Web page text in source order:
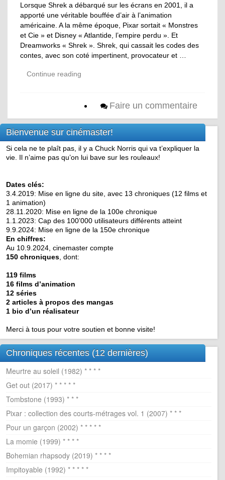
Lorsque Shrek a débarqué sur les écrans en 2001, il a
apporté une véritable bouffée d’air à l’animation
américaine. A la même époque, Pixar sortait « Monstres
et Cie » et Disney « Atlantide, l’empire perdu ». Et
Dreamworks « Shrek ». Shrek, qui cassait les codes des
contes, avec son coté impertinent, provocateur et …
Continue reading
Faire un commentaire
Bienvenue sur cinémaster!
Si cela ne te plaît pas, il y a Chuck Norris qui va t’expliquer la
vie. Il n’aime pas qu’on lui bave sur les rouleaux!
Dates clés:
3.4.2019: Mise en ligne du site, avec 13 chroniques (12 films et
1 animation)
28.11.2020: Mise en ligne de la 100e chronique
1.1.2023: Cap des 100’000 utilisateurs différents atteint
9.9.2024: Mise en ligne de la 150e chronique
En chiffres:
Au 10.9.2024, cinemaster compte
150 chroniques , dont:
119 films
16 films d’animation
12 séries
2 articles à propos des mangas
1 bio d’un réalisateur
Merci à tous pour votre soutien et bonne visite!
Chroniques récentes (12 dernières)
Meurtre au soleil (1982) * * * *
Get out (2017) * * * * *
Tombstone (1993) * * *
Pixar : collection des courts-métrages vol. 1 (2007) * * *
Pour un garçon (2002) * * * * *
La momie (1999) * * * *
Bohemian rhapsody (2019) * * * *
Impitoyable (1992) * * * * *